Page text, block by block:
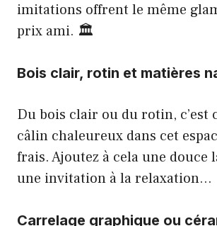
imitations offrent le même
prix ami. 🏛️
Bois clair, rotin et matières
Du bois clair ou du rotin, c’est
câlin chaleureux dans cet
frais. Ajoutez à cela une douce
une invitation à la relaxation…
Carrelage graphique ou